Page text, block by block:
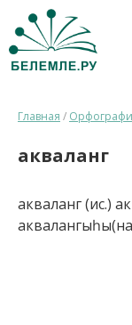
Главная /
акваланг
акваланг (ис.)